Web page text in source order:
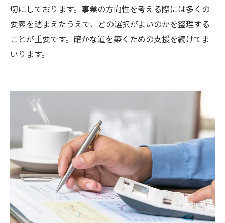
切にしております。事業の方向性を考える際には多くの
要素を踏まえたうえで、どの選択がよいのかを整理する
ことが重要です。確かな道を築くための支援を続けてま
いります。